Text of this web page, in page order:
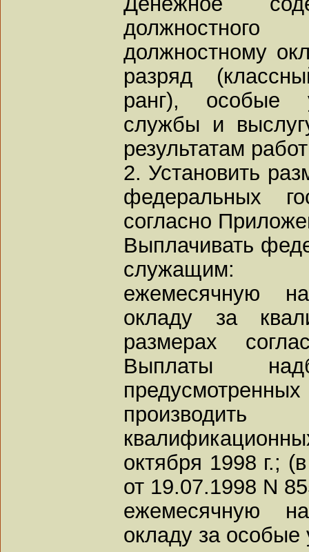
должностному
разряд
ранг), особые
службы и
результатам
2. Установить
федеральных
согласно
Выплачивать
служащим:
ежемесячную
окладу за
размерах
Выплаты
октября 1998 г.;
от 19.07.1998 N
ежемесячную
окладу за особые